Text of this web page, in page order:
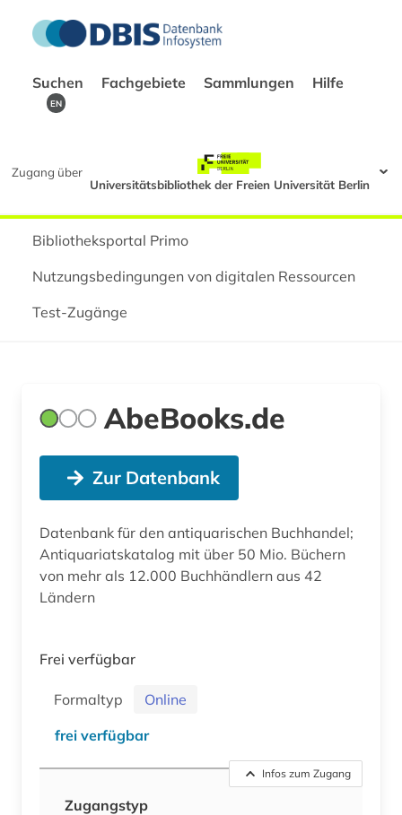
Suchen Fachgebiete Sammlungen Hilfe
EN
Zugang über
Universitätsbibliothek der Freien Universität Berlin
Bibliotheksportal Primo
Nutzungsbedingungen von digitalen Ressourcen
Test-Zugänge
AbeBooks.de
Zur Datenbank
Datenbank für den antiquarischen Buchhandel;
Antiquariatskatalog mit über 50 Mio. Büchern
von mehr als 12.000 Buchhändlern aus 42
Ländern
Frei verfügbar
Formaltyp
Online
frei verfügbar
Infos zum Zugang
Zugangstyp